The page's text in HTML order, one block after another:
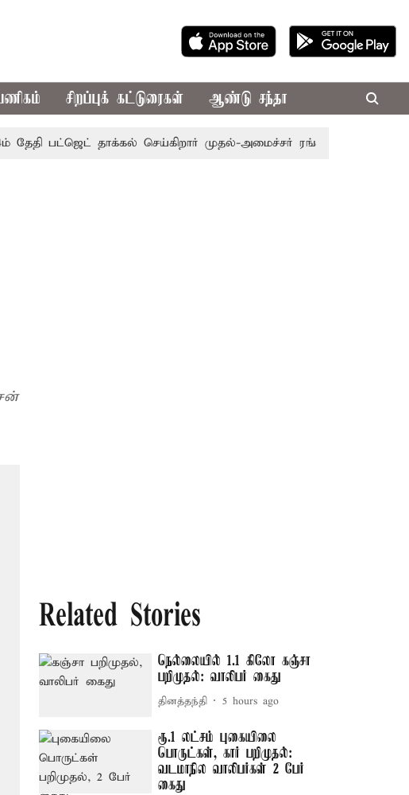
சிறப்புக் கட்டுரைகள் ஆண்டு சந்தா
பட்ஜெட் தாக்கல் செய்கிறார் முதல்-அமைச்சர் ரங்கசாமி
Related Stories
நெல்லையில் 1.1 கிலோ கஞ்சா
பறிமுதல்: வாலிபர் கைது
தினத்தந்தி 5 hours ago
ரூ.1 லட்சம் புகையிலை
பொருட்கள், கார் பறிமுதல்:
வடமாநில வாலிபர்கள் 2 பேர்
கைது